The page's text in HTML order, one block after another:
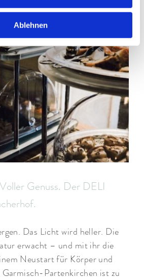
Ablehnen
Genuss. Der DELI
Das Licht wird heller. Die
erwacht – und mit ihr die
Neustart für Körper und
Garmisch-Partenkirchen ist zu